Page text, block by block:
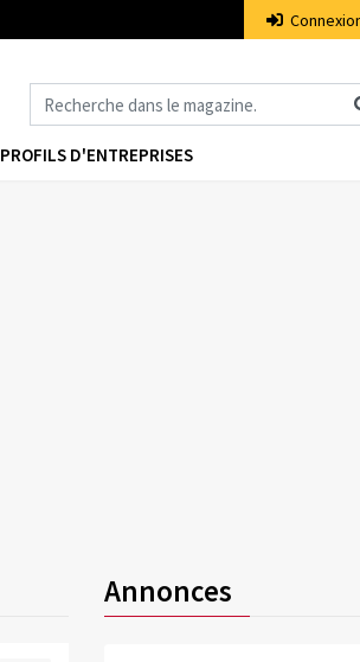
PROFILS D'ENTREPRISES
Annonces